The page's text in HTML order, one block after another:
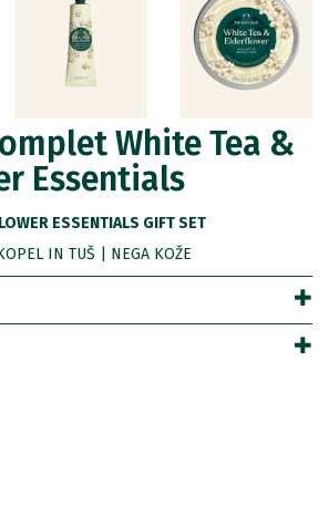
White Tea &
Essentials
ESSENTIALS GIFT SET
IN TUŠ | NEGA KOŽE